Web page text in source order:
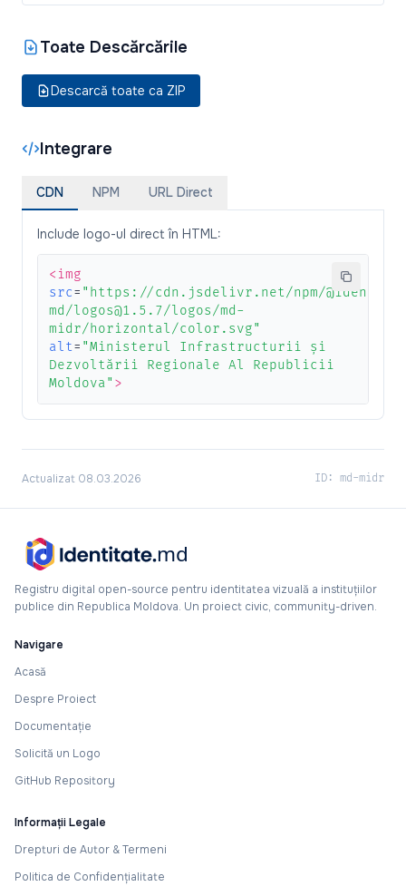
Toate Descărcările
Descarcă toate ca ZIP
Integrare
CDN NPM URL Direct
Include logo-ul direct în HTML:
<img
src= "https://cdn.jsdelivr.net/npm/
md/logos@1.5.7/logos/md-
midr/horizontal/color.svg"
alt= "Ministerul Infrastructurii și
Dezvoltării Regionale Al Republicii
Moldova" >
Actualizat 08.03.2026 ID: md-midr
Registru digital open-source pentru identitatea vizuală a instituțiilor
publice din Republica Moldova. Un proiect civic, community-driven.
Navigare
Acasă
Despre Proiect
Documentație
Solicită un Logo
GitHub Repository
Informații Legale
Drepturi de Autor & Termeni
Politica de Confidențialitate